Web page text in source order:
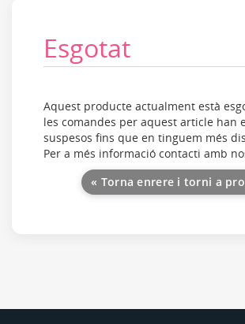
Esgotat
Aquest producte actualment està
les comandes per aquest article han
suspesos fins que en tinguem més
Per a més informació contacti amb
« Torna enrere i torni a